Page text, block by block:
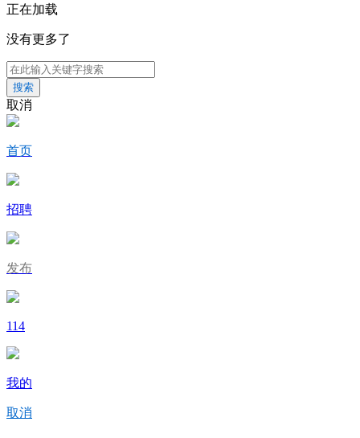
正在加载
没有更多了
搜索
取消
首页
招聘
发布
114
我的
取消